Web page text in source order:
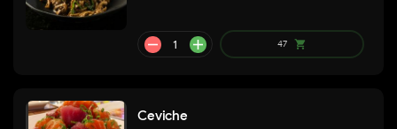
Ceviche